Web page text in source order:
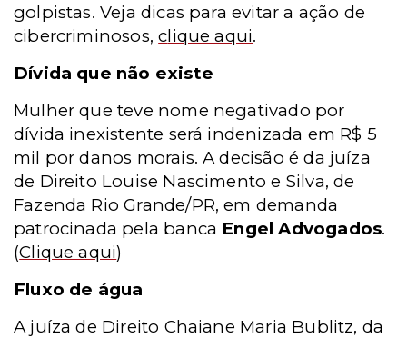
golpistas. Veja dicas para evitar a ação de
cibercriminosos, clique aqui.
Dívida que não existe
Mulher que teve nome negativado por
dívida inexistente será indenizada em R$ 5
mil por danos morais. A decisão é da juíza
de Direito Louise Nascimento e Silva, de
Fazenda Rio Grande/PR, em demanda
patrocinada pela banca Engel Advogados.
(Clique aqui)
Fluxo de água
A juíza de Direito Chaiane Maria Bublitz, da